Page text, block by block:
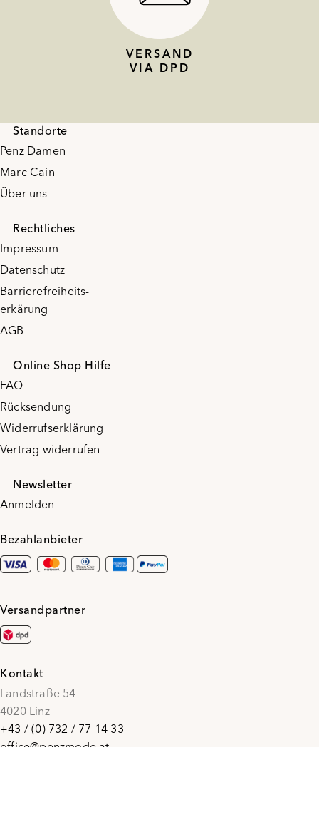
VERSAND
VIA DPD
Standorte
Penz Damen
Marc Cain
Über uns
Rechtliches
Impressum
Datenschutz
Barrierefreiheits-
erkärung
AGB
Online Shop Hilfe
FAQ
Rücksendung
Widerrufserklärung
Vertrag widerrufen
Newsletter
Anmelden
Bezahlanbieter
Versandpartner
Kontakt
Landstraße 54
4020 Linz
+43 / (0) 732 / 77 14 33
office@penzmode.at